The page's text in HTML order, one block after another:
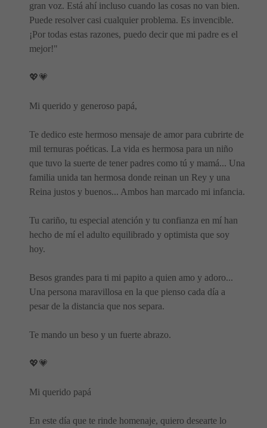
gran voz. Está ahí incluso cuando las cosas no van bien.
Puede resolver casi cualquier problema. Es invencible.
¡Por todas estas razones, puedo decir que mi padre es el
mejor!"
💖💗
Mi querido y generoso papá,
Te dedico este hermoso mensaje de amor para cubrirte de
mil ternuras poéticas. La vida es hermosa para un niño
que tuvo la suerte de tener padres como tú y mamá... Una
familia unida tan hermosa donde reinan un Rey y una
Reina justos y buenos... Ambos han marcado mi infancia.
Tu cariño, tu especial atención y tu confianza en mí han
hecho de mí el adulto equilibrado y optimista que soy
hoy.
Besos grandes para ti mi papito a quien amo y adoro...
Una persona maravillosa en la que pienso cada día a
pesar de la distancia que nos separa.
Te mando un beso y un fuerte abrazo.
💖💗
Mi querido papá
En este día que te rinde homenaje, quiero desearte lo